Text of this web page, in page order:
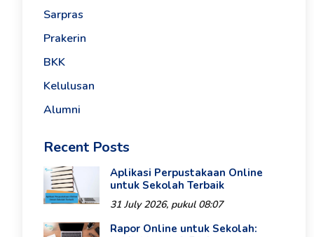
Sarpras
Prakerin
BKK
Kelulusan
Alumni
Recent Posts
Aplikasi Perpustakaan Online
untuk Sekolah Terbaik
31 July 2026, pukul 08:07
Rapor Online untuk Sekolah: